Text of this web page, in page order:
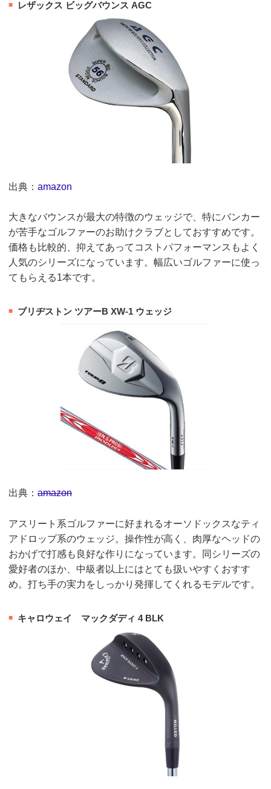
レザックス ビッグバウンス AGC
出典： amazon
大きなバウンスが最大の特徴のウェッジで、特にバンカー
が苦手なゴルファーのお助けクラブとしておすすめです。
価格も比較的、抑えてあってコストパフォーマンスもよく
人気のシリーズになっています。幅広いゴルファーに使っ
てもらえる1本です。
ブリヂストン ツアーB XW-1 ウェッジ
出典： amazon
アスリート系ゴルファーに好まれるオーソドックスなティ
アドロップ系のウェッジ。操作性が高く、肉厚なヘッドの
おかげで打感も良好な作りになっています。同シリーズの
愛好者のほか、中級者以上にはとても扱いやすくおすす
め。打ち手の実力をしっかり発揮してくれるモデルです。
キャロウェイ マックダディ 4 BLK